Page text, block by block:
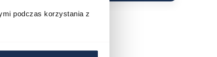
podczas korzystania z